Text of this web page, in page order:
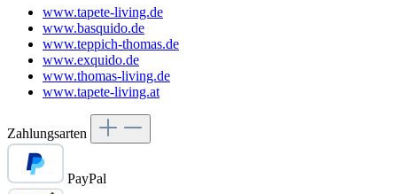
www.tapete-living.de
www.basquido.de
www.teppich-thomas.de
www.exquido.de
www.thomas-living.de
www.tapete-living.at
Zahlungsarten
PayPal